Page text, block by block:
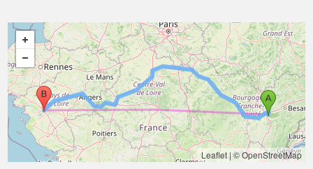
Leaflet|© OpenStreetMap